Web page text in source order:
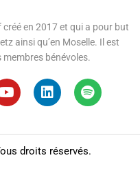
en 2017 et qui a pour but
ainsi qu’en Moselle. Il est
bénévoles.
droits réservés.